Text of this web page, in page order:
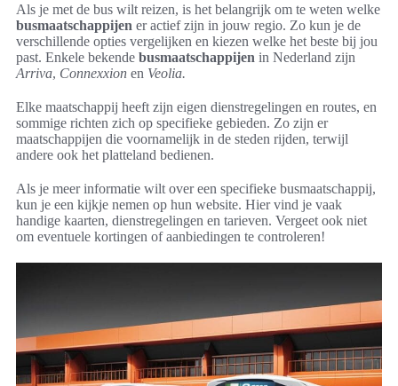
Als je met de bus wilt reizen, is het belangrijk om te weten welke
busmaatschappijen er actief zijn in jouw regio. Zo kun je de
verschillende opties vergelijken en kiezen welke het beste bij jou
past. Enkele bekende busmaatschappijen in Nederland zijn
Arriva, Connexxion en Veolia.
Elke maatschappij heeft zijn eigen dienstregelingen en routes, en
sommige richten zich op specifieke gebieden. Zo zijn er
maatschappijen die voornamelijk in de steden rijden, terwijl
andere ook het platteland bedienen.
Als je meer informatie wilt over een specifieke busmaatschappij,
kun je een kijkje nemen op hun website. Hier vind je vaak
handige kaarten, dienstregelingen en tarieven. Vergeet ook niet
om eventuele kortingen of aanbiedingen te controleren!